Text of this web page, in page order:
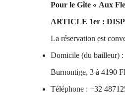
Pour le Gîte « Aux
ARTICLE 1er :
La réservation est
Domicile (du bailleur) :
Burnontige, 3 à 4190
Téléphone : +32